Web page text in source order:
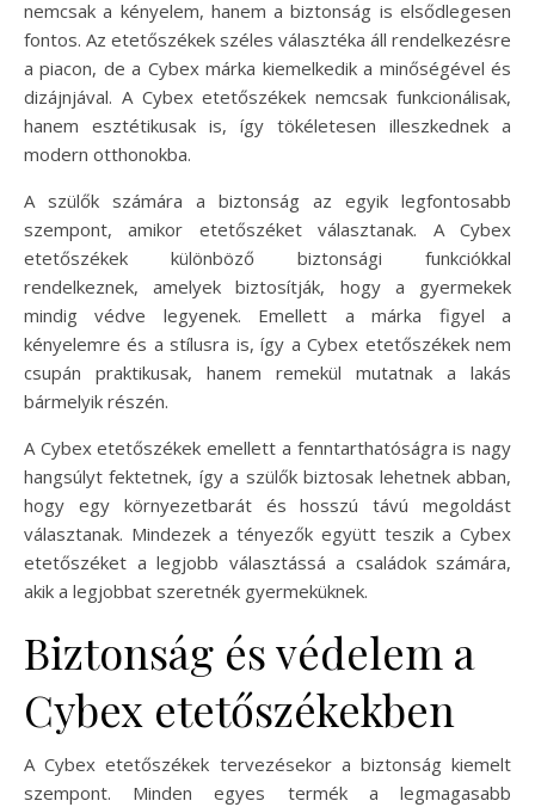
nemcsak a kényelem, hanem a biztonság is elsődlegesen
fontos. Az etetőszékek széles választéka áll rendelkezésre
a piacon, de a Cybex márka kiemelkedik a minőségével és
dizájnjával. A Cybex etetőszékek nemcsak funkcionálisak,
hanem esztétikusak is, így tökéletesen illeszkednek a
modern otthonokba.
A szülők számára a biztonság az egyik legfontosabb
szempont, amikor etetőszéket választanak. A Cybex
etetőszékek különböző biztonsági funkciókkal
rendelkeznek, amelyek biztosítják, hogy a gyermekek
mindig védve legyenek. Emellett a márka figyel a
kényelemre és a stílusra is, így a Cybex etetőszékek nem
csupán praktikusak, hanem remekül mutatnak a lakás
bármelyik részén.
A Cybex etetőszékek emellett a fenntarthatóságra is nagy
hangsúlyt fektetnek, így a szülők biztosak lehetnek abban,
hogy egy környezetbarát és hosszú távú megoldást
választanak. Mindezek a tényezők együtt teszik a Cybex
etetőszéket a legjobb választássá a családok számára,
akik a legjobbat szeretnék gyermeküknek.
Biztonság és védelem a
Cybex etetőszékekben
A Cybex etetőszékek tervezésekor a biztonság kiemelt
szempont. Minden egyes termék a legmagasabb